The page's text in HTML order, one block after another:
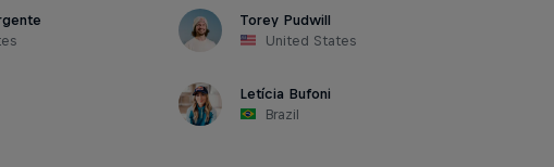
Torey Pudwill
United States
Letícia Bufoni
Brazil